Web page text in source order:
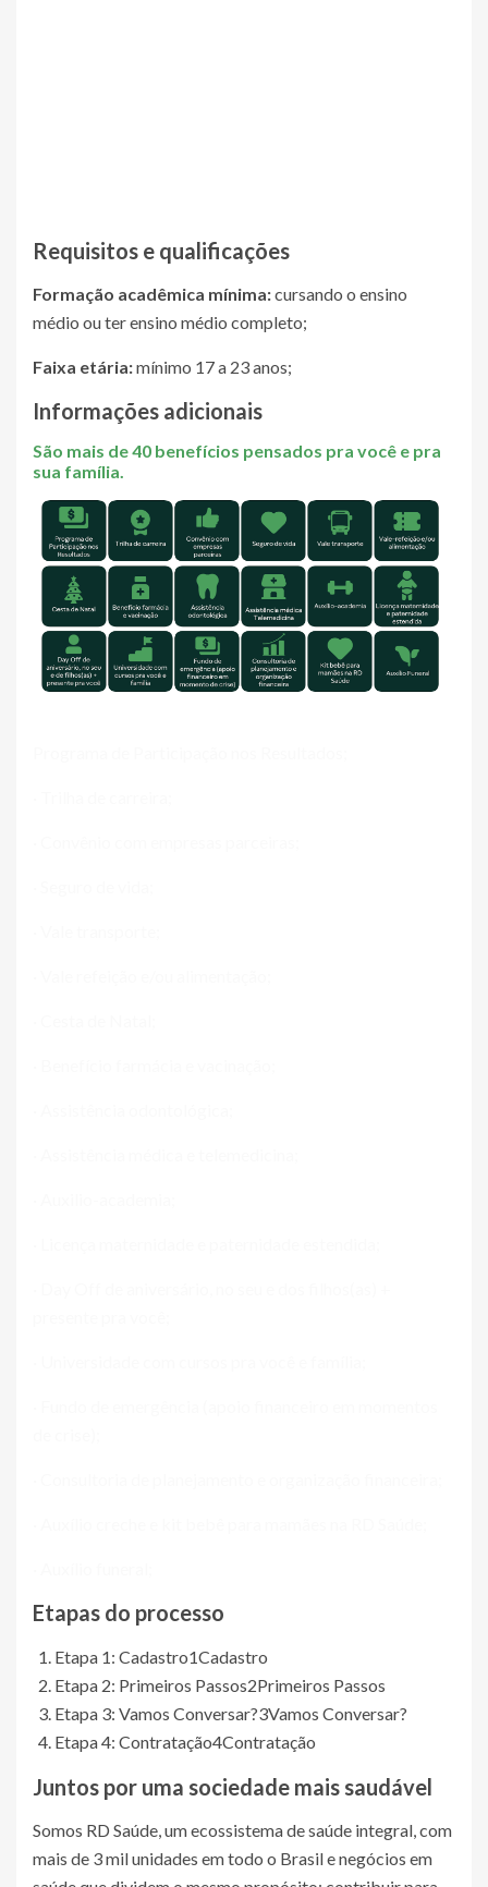
Requisitos e qualificações
Formação acadêmica mínima:cursando o ensino
médio ou ter ensino médio completo;
Faixa etária:mínimo 17 a 23 anos;
Informações adicionais
São mais de 40 benefícios pensados pra você e pra
sua família.
Etapas do processo
Etapa 1: Cadastro1Cadastro
Etapa 2: Primeiros Passos2Primeiros Passos
Etapa 3: Vamos Conversar?3Vamos Conversar?
Etapa 4: Contratação4Contratação
Juntos por uma sociedade mais saudável
Somos RD Saúde, um ecossistema de saúde integral, com
mais de 3 mil unidades em todo o Brasil e negócios em